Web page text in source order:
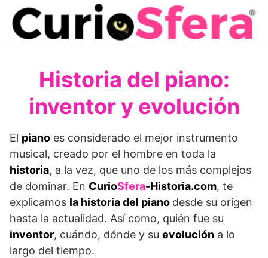
Saltar
contenido
Historia del piano:
inventor y evolución
El piano es considerado el mejor instrumento
musical, creado por el hombre en toda la
historia, a la vez, que uno de los más complejos
de dominar. En CurioSfera-Historia.com, te
explicamos la historia del piano desde su origen
hasta la actualidad. Así como, quién fue su
inventor, cuándo, dónde y su evolución a lo
largo del tiempo.